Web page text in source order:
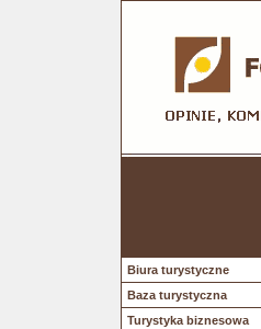
Biura turystyczne
Baza turystyczna
Turystyka biznesowa